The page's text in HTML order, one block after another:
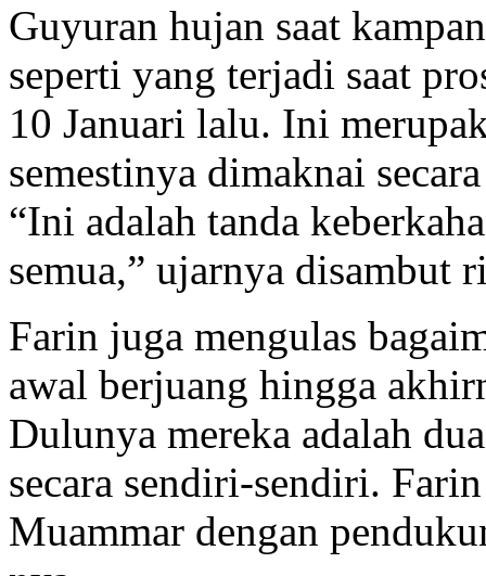
Guyuran hujan saat
seperti yang terjadi saat
10 Januari lalu. Ini
semestinya dimaknai
“Ini adalah tanda
semua,” ujarnya disambut
Farin juga mengulas
awal berjuang hingga
Dulunya mereka adalah
secara sendiri-sendiri.
Muammar dengan